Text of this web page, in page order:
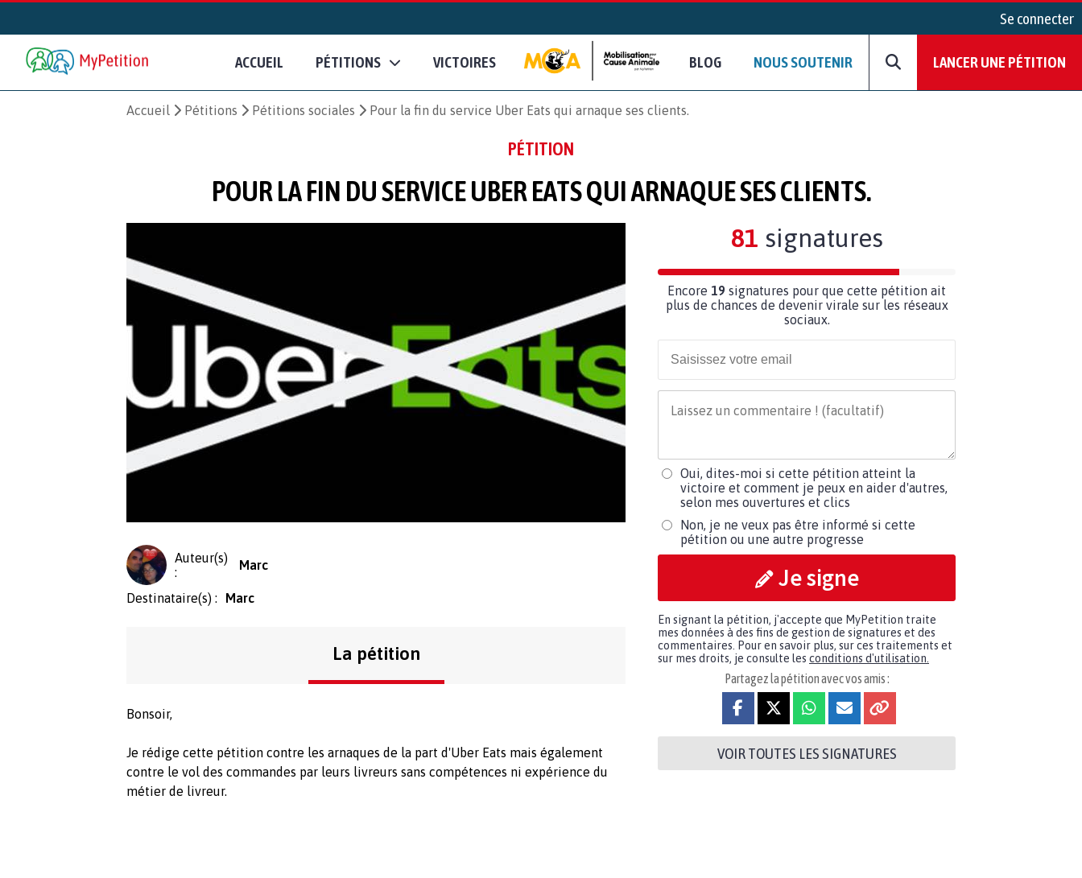
Se connecter
ACCUEIL PÉTITIONS VICTOIRES BLOG NOUS SOUTENIR LANCER UNE PÉTITION
Accueil Pétitions Pétitions sociales Pour la fin du service Uber Eats qui arnaque ses clients.
PÉTITION
POUR LA FIN DU SERVICE UBER EATS QUI ARNAQUE SES CLIENTS.
Auteur(s)
:
Marc
Destinataire(s) : Marc
La pétition
Bonsoir,
Je rédige cette pétition contre les arnaques de la part d'Uber Eats mais également
contre le vol des commandes par leurs livreurs sans compétences ni expérience du
métier de livreur.
81 signatures
Encore 19 signatures pour que cette pétition ait
plus de chances de devenir virale sur les réseaux
sociaux.
Oui, dites-moi si cette pétition atteint la
victoire et comment je peux en aider d'autres,
selon mes ouvertures et clics
Non, je ne veux pas être informé si cette
pétition ou une autre progresse
Je signe
En signant la pétition, j'accepte que MyPetition traite
mes données à des fins de gestion de signatures et des
commentaires. Pour en savoir plus, sur ces traitements et
sur mes droits, je consulte les conditions d'utilisation.
Partagez la pétition avec vos amis :
VOIR TOUTES LES SIGNATURES